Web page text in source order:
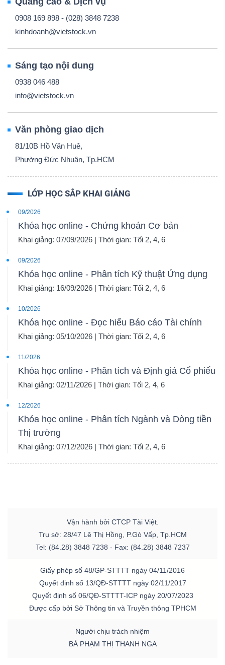
0908 169 898 - (028) 3848 7238
kinhdoanh@vietstock.vn
Sáng tạo nội dung
0938 046 488
info@vietstock.vn
Văn phòng giao dịch
81/10B Hồ Văn Huê,
Phường Đức Nhuận, Tp.HCM
LỚP HỌC SẮP KHAI GIẢNG
09/2026
Khóa học online - Chứng khoán Cơ bản
Khai giảng: 07/09/2026 | Thời gian: Tối 2, 4, 6
09/2026
Khóa học online - Phân tích Kỹ thuật Ứng dụng
Khai giảng: 16/09/2026 | Thời gian: Tối 2, 4, 6
10/2026
Khóa học online - Đọc hiểu Báo cáo Tài chính
Khai giảng: 05/10/2026 | Thời gian: Tối 2, 4, 6
11/2026
Khóa học online - Phân tích và Định giá Cổ phiếu
Khai giảng: 02/11/2026 | Thời gian: Tối 2, 4, 6
12/2026
Khóa học online - Phân tích Ngành và Dòng tiền
Thị trường
Khai giảng: 07/12/2026 | Thời gian: Tối 2, 4, 6
Vận hành bởi CTCP Tài Việt.
Trụ sở: 28/47 Lê Thị Hồng, P.Gò Vấp, Tp.HCM
Tel: (84.28) 3848 7238 - Fax: (84.28) 3848 7237
Giấy phép số 48/GP-STTTT ngày 04/11/2016
Quyết định số 13/QĐ-STTTT ngày 02/11/2017
Quyết định số 06/QĐ-STTTT-ICP ngày 20/07/2023
Được cấp bởi Sở Thông tin và Truyền thông TPHCM
Người chịu trách nhiệm
BÀ PHẠM THỊ THANH NGA